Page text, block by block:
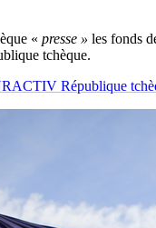
« presse » les fonds
tchèque.
République